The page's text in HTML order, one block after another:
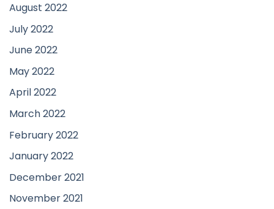
August 2022
July 2022
June 2022
May 2022
April 2022
March 2022
February 2022
January 2022
December 2021
November 2021